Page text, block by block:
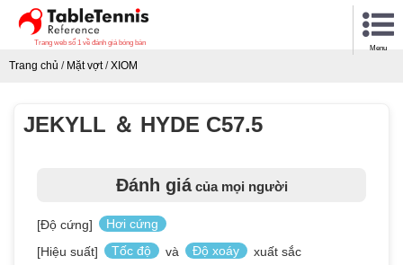
Trang web số 1 về đánh giá bóng bàn
Menu
Trang chủ / Mặt vợt/XIOM
JEKYLL ＆ HYDE C57.5
Đánh giácủa mọi người
[Độ cứng]
Hơi cứng
[Hiệu suất]
Tốc độ và Độ xoáy xuất sắc